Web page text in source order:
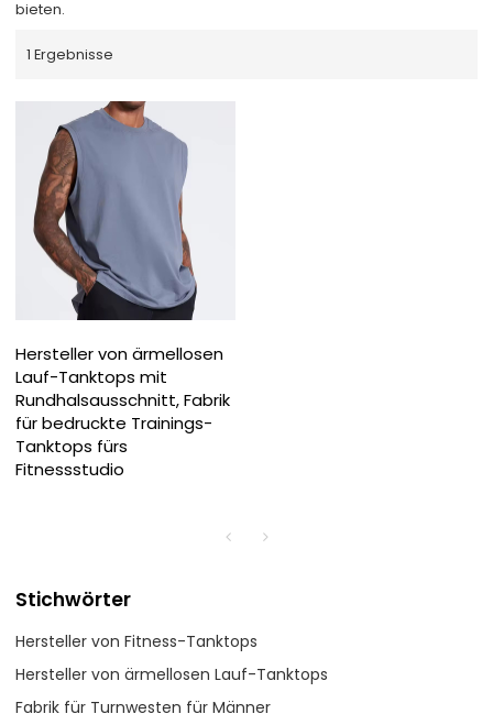
bieten.
1 Ergebnisse
Hersteller von ärmellosen
Lauf-Tanktops mit
Rundhalsausschnitt, Fabrik
für bedruckte Trainings-
Tanktops fürs
Fitnessstudio
Stichwörter
Hersteller von Fitness-Tanktops
Hersteller von ärmellosen Lauf-Tanktops
Fabrik für Turnwesten für Männer